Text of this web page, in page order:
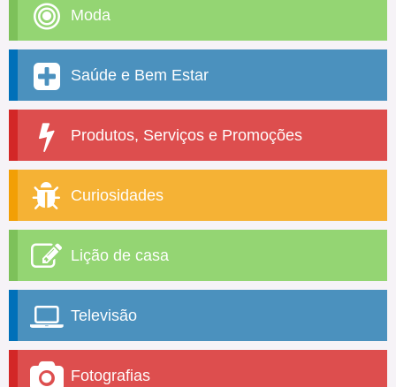
Moda
Saúde e Bem Estar
Produtos, Serviços e Promoções
Curiosidades
Lição de casa
Televisão
Fotografias